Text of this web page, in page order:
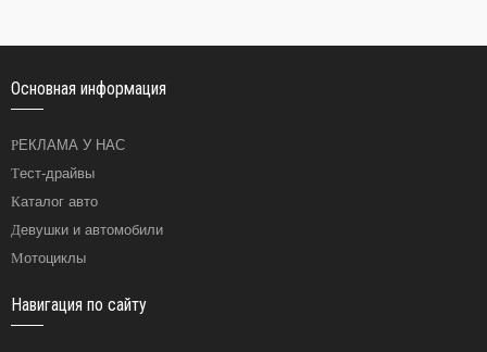
Основная информация
РЕКЛАМА У НАС
Тест-драйвы
Каталог авто
Девушки и автомобили
Мотоциклы
Навигация по сайту